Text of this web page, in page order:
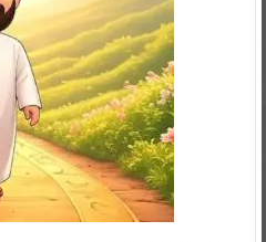
Menuju Kemuliaan